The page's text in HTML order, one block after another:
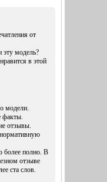
от
модель?
в этой
модели.
факты.
отзывы.
более полно. В
отзыве
ста слов.